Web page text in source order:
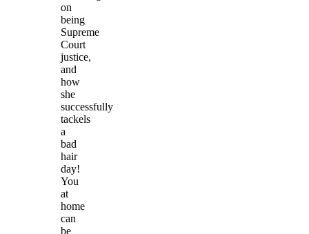
on
being
Supreme
Court
justice,
and
how
she
successfully
tackels
a
bad
hair
day!
You
at
home
can
be